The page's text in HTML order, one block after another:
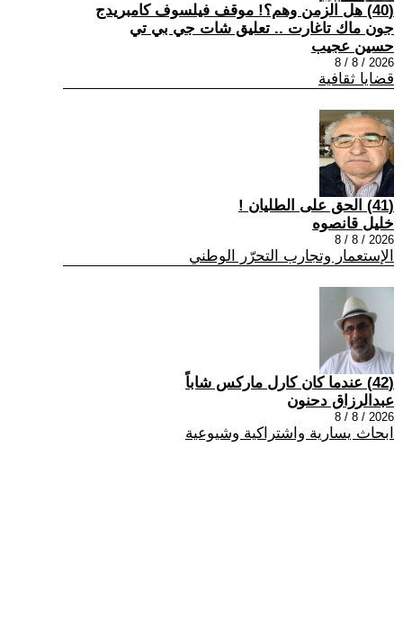
(40) هل الزمن وهم؟! موقف فيلسوف كامبريدج
جون ماك تاغارت .. تعليق شات جي بي تي
حسين عجيب
2026 / 8 / 8
قضايا ثقافية
(41) الحق على الطليان !
خليل قانصوه
2026 / 8 / 8
الإستعمار وتجارب التحرّر الوطني
(42) عندما كان كارل ماركس شاباً
عبدالرزاق دحنون
2026 / 8 / 8
ابحاث يسارية واشتراكية وشيوعية